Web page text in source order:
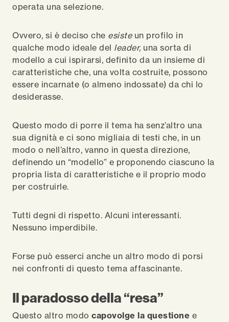
operata una selezione.
Ovvero, si è deciso che esisteun profilo in
qualche modo ideale del leader, una sorta di
modello a cui ispirarsi, definito da un insieme di
caratteristiche che, una volta costruite, possono
essere incarnate (o almeno indossate) da chi lo
desiderasse.
Questo modo di porre il tema ha senz’altro una
sua dignità e ci sono migliaia di testi che, in un
modo o nell’altro, vanno in questa direzione,
definendo un “modello” e proponendo ciascuno la
propria lista di caratteristiche e il proprio modo
per costruirle.
Tutti degni di rispetto. Alcuni interessanti.
Nessuno imperdibile.
Forse può esserci anche un altro modo di porsi
nei confronti di questo tema affascinante.
Il paradosso della “resa”
Questo altro modo capovolge la questione e